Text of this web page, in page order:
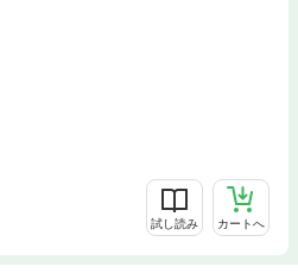
試し読み カートへ